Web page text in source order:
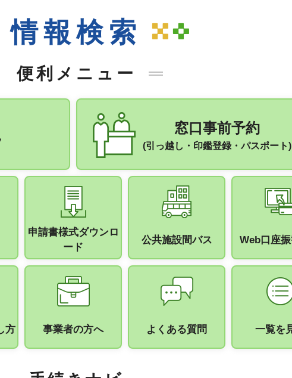
情報検索
便利メニュー
窓口事前予約
(引っ越し・印鑑登録・パスポート)
申請書様式ダウンロ
ード
公共施設間バス Web口座
方 事業者の方へ よくある質問 一覧を